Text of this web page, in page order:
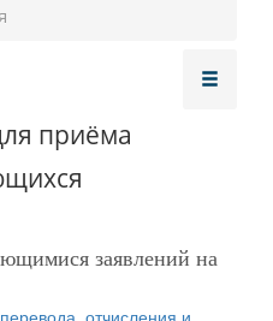
приёма
заявлений на